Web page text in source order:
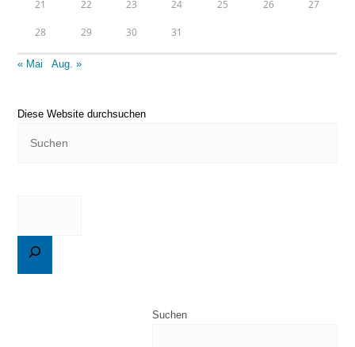
21 22 23 24 25 26 27
28 29 30 31
« Mai Aug. »
Diese Website durchsuchen
Suchen